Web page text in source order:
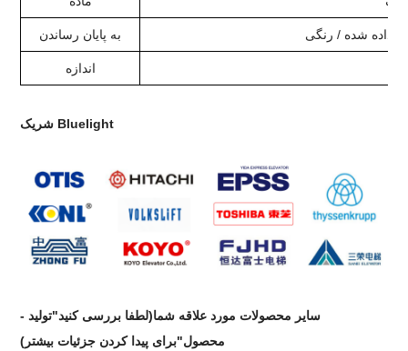
به پایان رساندن داده شده / رنگی
اندازه
شریک Bluelight
سایر محصولات مورد علاقه شما(لطفا بررسی کنید"تولید -
محصول"برای پیدا کردن جزئیات بیشتر)